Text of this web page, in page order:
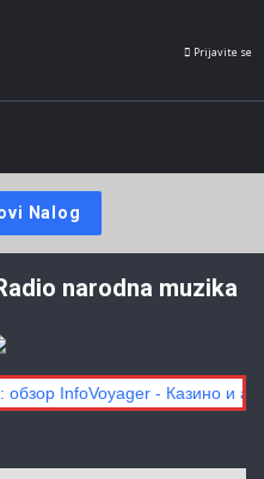
Prijavite se
Nalog
narodna muzika
InfoVoyager - Казино и